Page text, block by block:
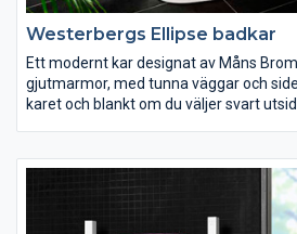
Westerbergs Ellipse badkar
Ett modernt kar designat av Måns
gjutmarmor, med tunna väggar och
karet och blankt om du väljer svart